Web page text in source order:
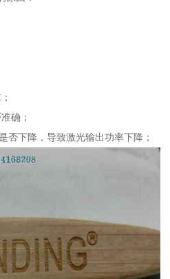
确；
否下降，导致激光输出功率下降；